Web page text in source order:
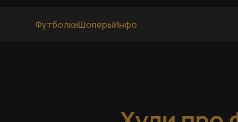
ФутболкиШоперыИнфо